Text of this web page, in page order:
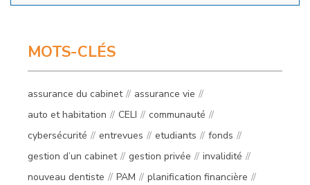
MOTS-CLÉS
assurance du cabinet
assurance vie
auto et habitation
CELI
communauté
cybersécurité
entrevues etudiants
fonds
gestion d’un cabinet
gestion privée
invalidité
nouveau dentiste
PAM
planification financière